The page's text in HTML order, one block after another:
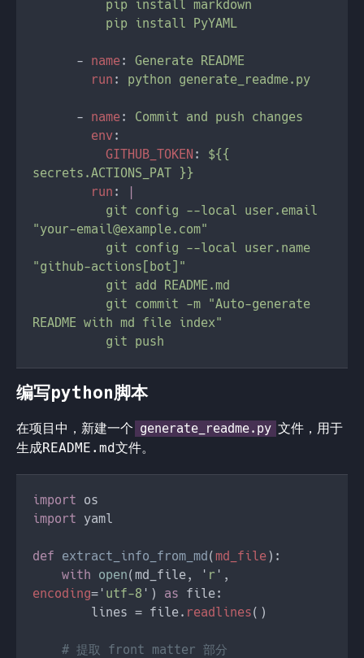
      -
name:
run :
      -
name:
env
GITHUB_TOKEN : ${{
run :
"your-email@example.com
编写python脚本
在项目中，新建一个 generate_readme.py 文件，用于
生成README.md文件。
import
import
def extract_info_from_md (md_file
with open(md_file, ' r
encoding=' utf-8 ') as
        lines = file.
readlines